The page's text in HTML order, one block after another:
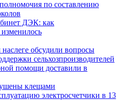
по составлению
ДЭК: как
изменилось
обсудили вопросы
сельхозпроизводителей
помощи доставили в
клещами
электросчетчики в 13